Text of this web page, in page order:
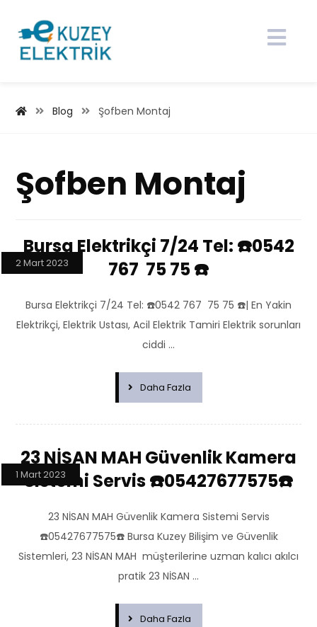
Blog Şofben Montaj
Şofben Montaj
Bursa Elektrikçi 7/24 Tel: ☎️0542
767 75 75 ☎️
2 Mart 2023
Bursa Elektrikçi 7/24 Tel: ☎️0542 767 75 75 ☎️| En Yakin
Elektrikçi, Elektrik Ustası, Acil Elektrik Tamiri Elektrik sorunları
ciddi ...
Daha Fazla
23 NİSAN MAH Güvenlik Kamera
Sistemi Servis ☎️05427677575☎️
1 Mart 2023
23 NİSAN MAH Güvenlik Kamera Sistemi Servis
☎️05427677575☎️ Bursa Kuzey Bilişim ve Güvenlik
Sistemleri, 23 NİSAN MAH müşterilerine uzman kalıcı akılcı
pratik 23 NİSAN ...
Daha Fazla